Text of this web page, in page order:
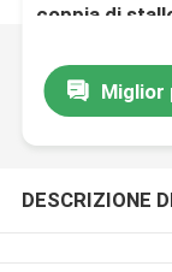
coppia di
Miglior
DESCRIZIONE